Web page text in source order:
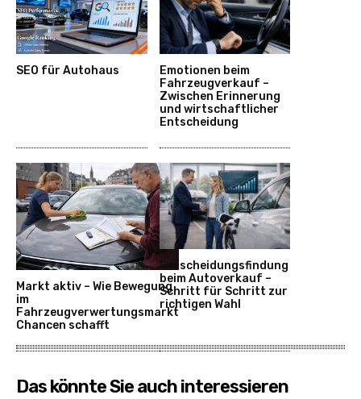
SEO für Autohaus
Emotionen beim
Fahrzeugverkauf –
Zwischen Erinnerung
und wirtschaftlicher
Entscheidung
Markt aktiv – Wie Bewegung
im
Fahrzeugverwertungsmarkt
Chancen schafft
Entscheidungsfindung
beim Autoverkauf –
Schritt für Schritt zur
richtigen Wahl
Das könnte Sie auch interessieren